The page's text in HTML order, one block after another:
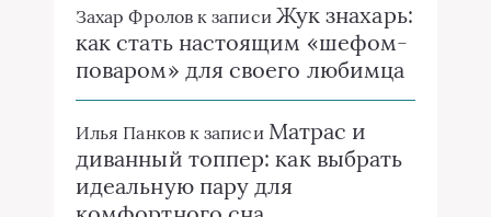
Захар Фроловк записи Жук знахарь:
как стать настоящим «шефом-
поваром» для своего любимца
Илья Панковк записи Матрас и
диванный топпер: как выбрать
идеальную пару для